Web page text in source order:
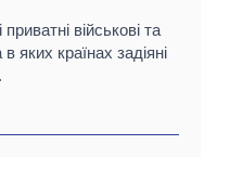
приватні військові та
в яких країнах задіяні